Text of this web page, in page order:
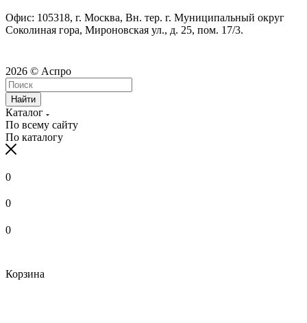
Офис: 105318, г. Москва, Вн. тер. г. Муниципальный округ
Соколиная гора, Мироновская ул., д. 25, пом. 17/3.
2026 © Аспро
Найти
Каталог
По всему сайту
По каталогу
0
0
0
Корзина